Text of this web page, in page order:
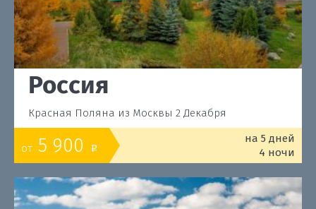
Россия
Красная Поляна из Москвы 2 Декабря
от 5 900 o
на 5 дней
4 ночи